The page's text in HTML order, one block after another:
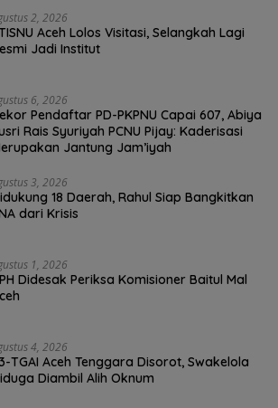
2, 2026
Aceh Lolos Visitasi, Selangkah Lagi
Jadi Institut
6, 2026
Pendaftar PD-PKPNU Capai 607, Abiya
Rais Syuriyah PCNU Pijay: Kaderisasi
Jantung Jam’iyah
3, 2026
18 Daerah, Rahul Siap Bangkitkan
dari Krisis
1, 2026
Didesak Periksa Komisioner Baitul Mal
4, 2026
TGAI Aceh Tenggara Disorot, Swakelola
Diambil Alih Oknum